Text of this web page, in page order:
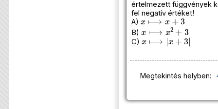
értelmezett függvények
fel negatív értéket!
A)
x⟼x+3
B)
x ⟼ x 2+3
C)
x⟼|x+ 3|
Megtekintés helyben: